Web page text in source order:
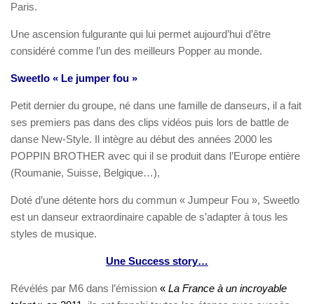
Paris.
Une ascension fulgurante qui lui permet aujourd’hui d’être
considéré comme l’un des meilleurs Popper au monde.
Sweetlo « Le jumper fou »
Petit dernier du groupe, né dans une famille de danseurs, il a fait
ses premiers pas dans des clips vidéos puis lors de battle de
danse New-Style. Il intègre au début des années 2000 les
POPPIN BROTHER avec qui il se produit dans l’Europe entière
(Roumanie, Suisse, Belgique…),
Doté d’une détente hors du commun « Jumpeur Fou », Sweetlo
est un danseur extraordinaire capable de s’adapter à tous les
styles de musique.
Une Success story…
Révélés par M6 dans l’émission « La France à un incroyable